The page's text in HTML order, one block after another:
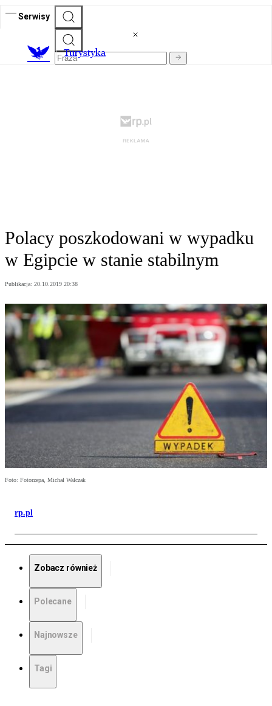
Serwisy
Turystyka
Polacy poszkodowani w wypadku
w Egipcie w stanie stabilnym
Publikacja: 20.10.2019 20:38
Foto: Fotorzepa, Michał Walczak
rp.pl
Zobacz również
Polecane
Najnowsze
Tagi